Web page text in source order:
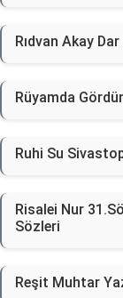
Rıdvan Akay
Rüyamda
Ruhi Su
Risalei Nur
Sözleri
Reşit Muhtar